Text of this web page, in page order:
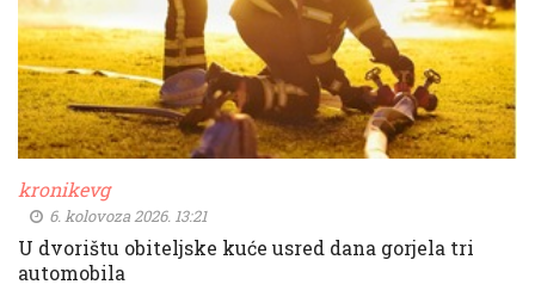
kronikevg
6. kolovoza 2026. 13:21
U dvorištu obiteljske kuće usred dana gorjela tri
automobila